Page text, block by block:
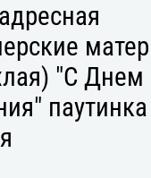
"С Днем
паутинка